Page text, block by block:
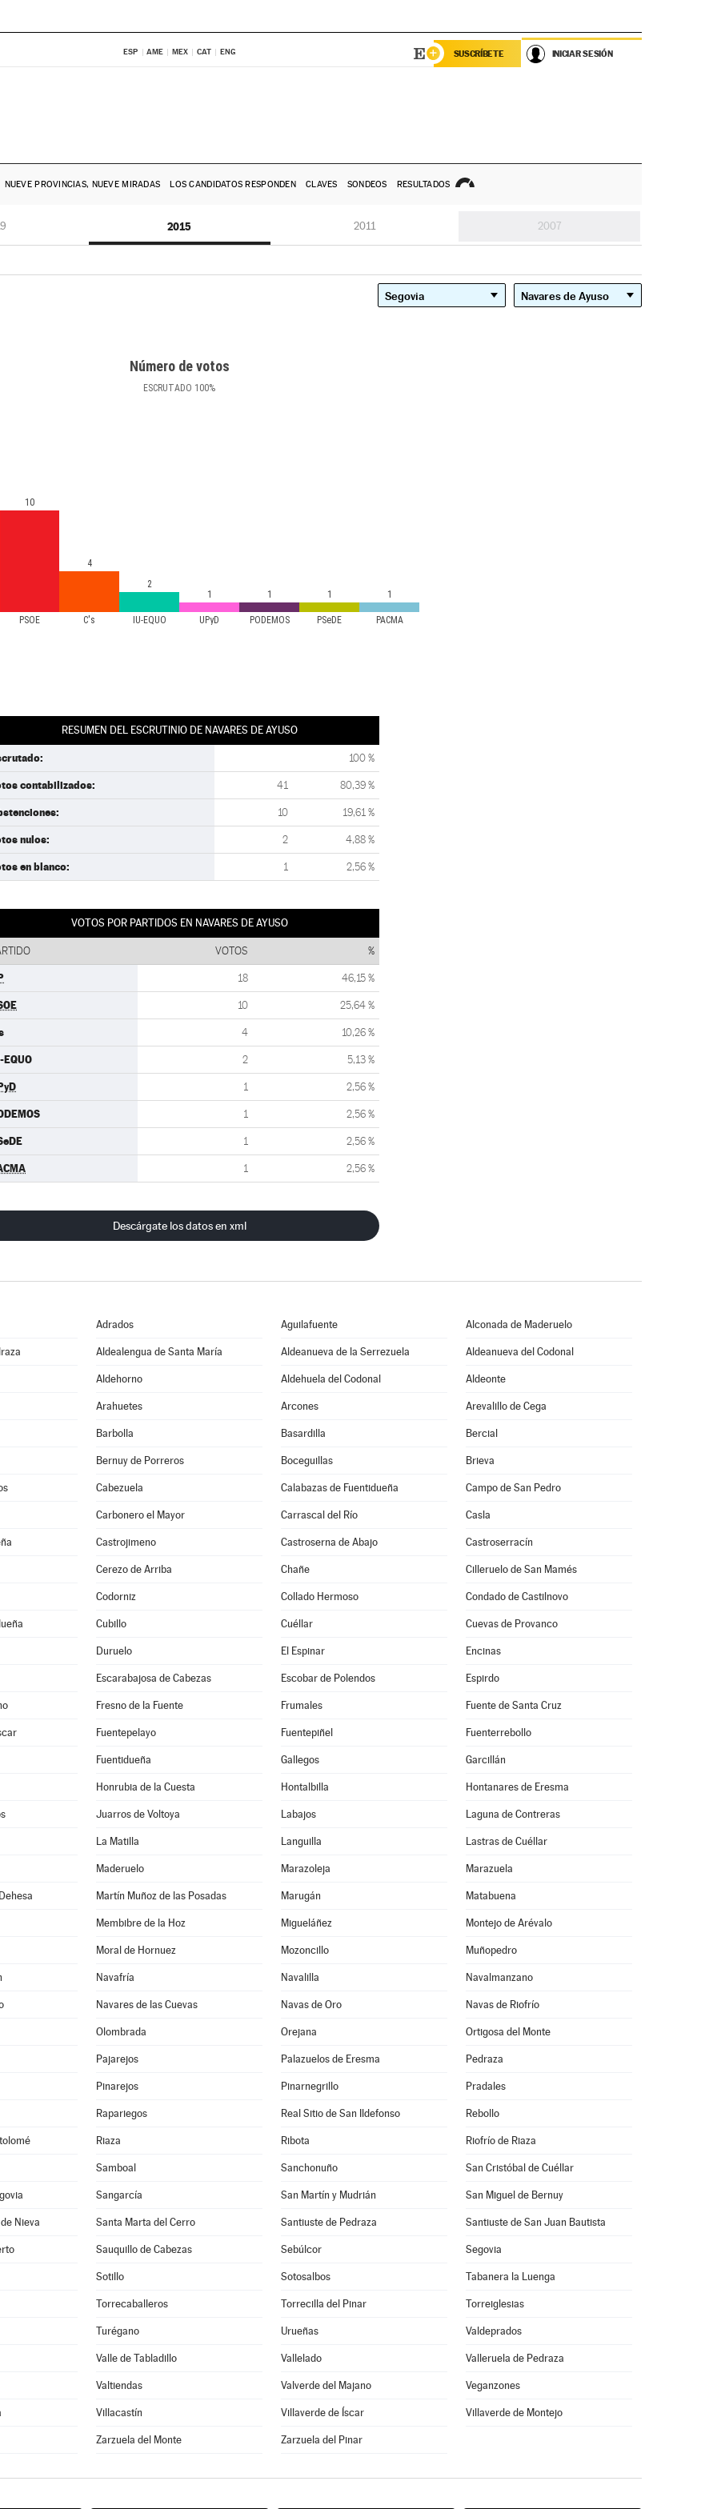
ESP AME MEX CAT ENG SUSCRÍBETE INICIAR SESIÓN
NUEVE PROVINCIAS, NUEVE MIRADAS LOS CANDIDATOS RESPONDEN CLAVES SONDEOS RESULTADOS
2015 2011 2007
Número de votos
ESCRUTADO 100%
PSOE C's IU-EQUO UPyD PODEMOS PSeDE PACMA
10
4
2
1
1 1 1
RESUMEN DEL ESCRUTINIO DE NAVARES DE AYUSO
100 %
contabilizados: 41 80,39 %
10 19,61 %
nulos: 2 4,88 %
en blanco: 1 2,56 %
VOTOS POR PARTIDOS EN NAVARES DE AYUSO
VOTOS %
18 46,15 %
10 25,64 %
4 10,26 %
EQUO 2 5,13 %
1 2,56 %
1 2,56 %
1 2,56 %
1 2,56 %
Descárgate los datos en xml
Adrados Aguilafuente Alconada de Maderuelo
Aldealengua de Santa María Aldeanueva de la Serrezuela Aldeanueva del Codonal
Aldehorno Aldehuela del Codonal Aldeonte
Arahuetes Arcones Arevalillo de Cega
Barbolla Basardilla Bercial
Bernuy de Porreros Boceguillas Brieva
Cabezuela Calabazas de Fuentidueña Campo de San Pedro
Carbonero el Mayor Carrascal del Río Casla
Castrojimeno Castroserna de Abajo Castroserracín
Cerezo de Arriba Chañe Cilleruelo de San Mamés
Codorniz Collado Hermoso Condado de Castilnovo
Cubillo Cuéllar Cuevas de Provanco
Duruelo El Espinar Encinas
Escarabajosa de Cabezas Escobar de Polendos Espirdo
Fresno de la Fuente Frumales Fuente de Santa Cruz
Fuentepelayo Fuentepiñel Fuenterrebollo
Fuentidueña Gallegos Garcillán
Honrubia de la Cuesta Hontalbilla Hontanares de Eresma
Juarros de Voltoya Labajos Laguna de Contreras
La Matilla Languilla Lastras de Cuéllar
Maderuelo Marazoleja Marazuela
Martín Muñoz de las Posadas Marugán Matabuena
Membibre de la Hoz Migueláñez Montejo de Arévalo
Moral de Hornuez Mozoncillo Muñopedro
Navafría Navalilla Navalmanzano
Navares de las Cuevas Navas de Oro Navas de Riofrío
Olombrada Orejana Ortigosa del Monte
Pajarejos Palazuelos de Eresma Pedraza
Pinarejos Pinarnegrillo Pradales
Rapariegos Real Sitio de San Ildefonso Rebollo
Riaza Ribota Riofrío de Riaza
Samboal Sanchonuño San Cristóbal de Cuéllar
Sangarcía San Martín y Mudrián San Miguel de Bernuy
Nieva Santa Marta del Cerro Santiuste de Pedraza Santiuste de San Juan Bautista
Sauquillo de Cabezas Sebúlcor Segovia
Sotillo Sotosalbos Tabanera la Luenga
Torrecaballeros Torrecilla del Pinar Torreiglesias
Turégano Urueñas Valdeprados
Valle de Tabladillo Vallelado Valleruela de Pedraza
Valtiendas Valverde del Majano Veganzones
Villacastín Villaverde de Íscar Villaverde de Montejo
Zarzuela del Monte Zarzuela del Pinar